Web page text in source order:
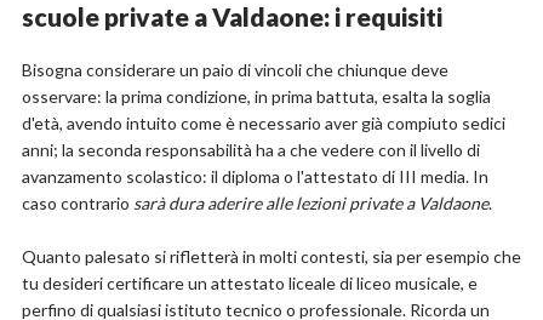
scuole private a Valdaone: i requisiti
Bisogna considerare un paio di vincoli che chiunque deve
osservare: la prima condizione, in prima battuta, esalta la soglia
d'età, avendo intuito come è necessario aver già compiuto sedici
anni; la seconda responsabilità ha a che vedere con il livello di
avanzamento scolastico: il diploma o l'attestato di III media. In
caso contrario sarà dura aderire alle lezioni private a Valdaone.
Quanto palesato si rifletterà in molti contesti, sia per esempio che
tu desideri certificare un attestato liceale di liceo musicale, e
perfino di qualsiasi istituto tecnico o professionale. Ricorda un